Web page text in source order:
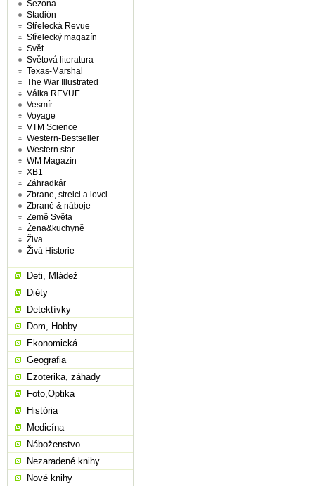
Sezona
Stadión
Střelecká Revue
Střelecký magazín
Svět
Světová literatura
Texas-Marshal
The War Illustrated
Válka REVUE
Vesmír
Voyage
VTM Science
Western-Bestseller
Western star
WM Magazín
XB1
Záhradkár
Zbrane, strelci a lovci
Zbraně & náboje
Země Světa
Žena&kuchyně
Živa
Živá Historie
Deti, Mládež
Diéty
Detektívky
Dom, Hobby
Ekonomická
Geografia
Ezoterika, záhady
Foto,Optika
História
Medicína
Náboženstvo
Nezaradené knihy
Nové knihy